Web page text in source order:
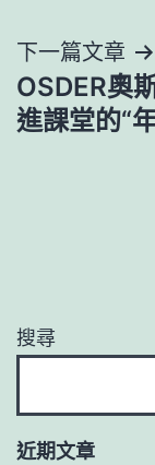
覽
下一篇文章
OSDER奧
進課堂的“
搜尋
近期文章